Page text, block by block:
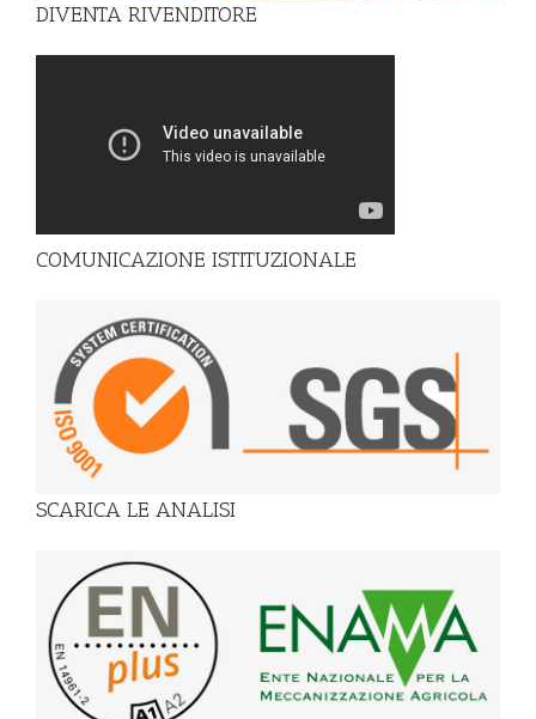
DIVENTA RIVENDITORE
COMUNICAZIONE ISTITUZIONALE
SCARICA LE ANALISI